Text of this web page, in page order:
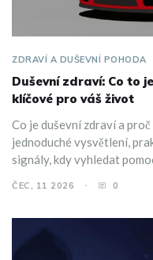
ZDRAVÍ A DUŠEVNÍ POHODA
Duševní zdraví: Co to
klíčové pro váš život
Co je duševní zdraví a
jednoduché vysvětlení,
signály, kdy vyhledat
ČEC, 11 2026 0